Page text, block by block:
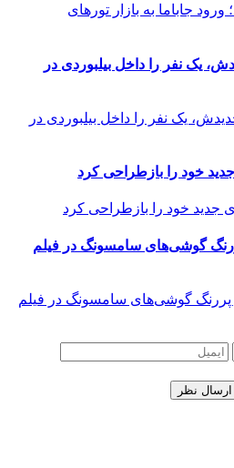
یک نفر را داخل بیلبوردی در
خود را بازطراحی کرد
گوشی‌های سامسونگ در فیلم